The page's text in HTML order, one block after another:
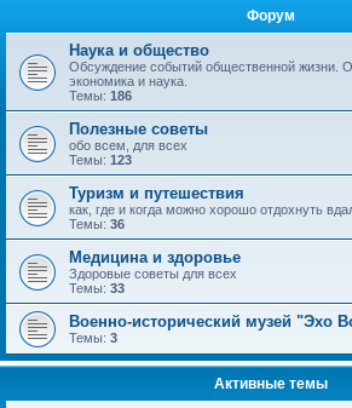
Форум
Наука и общество
Обсуждение событий общественной жизни.
экономика и наука.
Темы: 186
Полезные советы
обо всем, для всех
Темы: 123
Туризм и путешествия
как, где и когда можно хорошо отдохнуть
Темы: 36
Медицина и здоровье
Здоровые советы для всех
Темы: 33
Военно-исторический музей "Эхо
Темы: 3
Активные темы